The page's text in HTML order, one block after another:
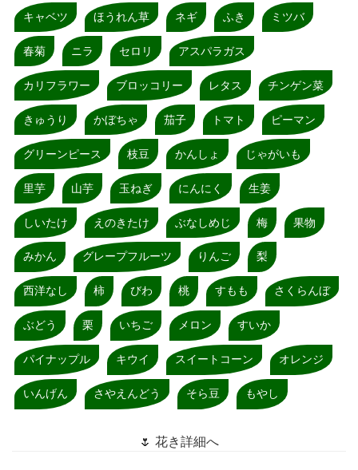
キャベツ ほうれん草 ネギ ふき ミツバ
春菊 ニラ セロリ アスパラガス
カリフラワー ブロッコリー レタス チンゲン菜
きゅうり かぼちゃ 茄子 トマト ピーマン
グリーンピース 枝豆 かんしょ じゃがいも
里芋 山芋 玉ねぎ にんにく 生姜
しいたけ えのきたけ ぶなしめじ 梅 果物
みかん グレープフルーツ りんご 梨
西洋なし 柿 びわ 桃 すもも さくらんぼ
ぶどう 栗 いちご メロン すいか
パイナップル キウイ スイートコーン オレンジ
いんげん さやえんどう そら豆 もやし
🌷 花き詳細へ